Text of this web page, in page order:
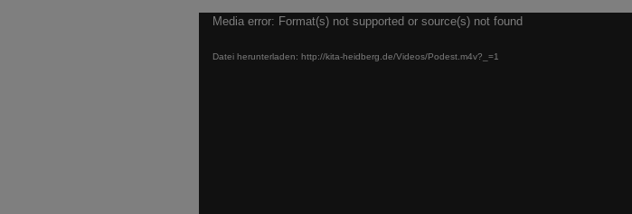
Video-
Media error: Format(s) not supported or source(s) not found
Datei herunterladen: http://kita-heidberg.de/Videos/Podest.m4v?_=1